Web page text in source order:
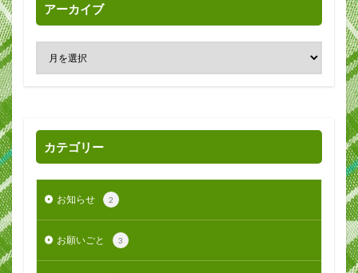
アーカイブ
カテゴリー
お知らせ 2
お願いごと 3